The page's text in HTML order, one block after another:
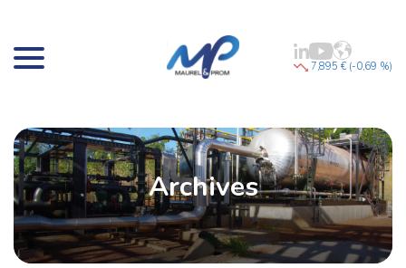
7,895 € (-0,69 %)
Archives